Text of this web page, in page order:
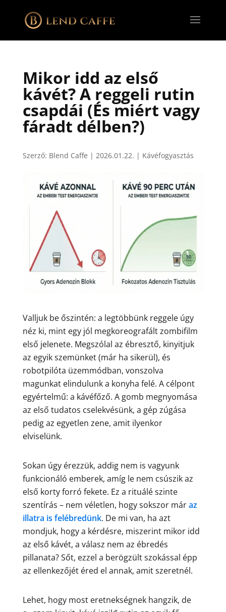
Mikor idd az első
kávét? A reggeli rutin
csapdái (És miért vagy
fáradt délben?)
Szerző: Blend Caffe | 2026.01.22. | Kávéfogyasztás
Valljuk be őszintén: a legtöbbünk reggele úgy
néz ki, mint egy jól megkoreografált zombifilm
első jelenete. Megszólal az ébresztő, kinyitjuk
az egyik szemünket (már ha sikerül), és
robotpilóta üzemmódban, vonszolva
magunkat elindulunk a konyha felé. A célpont
egyértelmű: a kávéfőző. A gomb megnyomása
az első tudatos cselekvésünk, a gép zúgása
pedig az egyetlen zene, amit ilyenkor
elviselünk.
Sokan úgy érezzük, addig nem is vagyunk
funkcionáló emberek, amíg le nem csúszik az
első korty forró fekete. Ez a rituálé szinte
szentírás – nem véletlen, hogy sokszor máraz
illatra is felébredünk. De mi van, ha azt
mondjuk, hogy a kérdésre, miszerint mikor idd
az első kávét, a válasz nem az ébredés
pillanata? Sőt, ezzel a berögzült szokással épp
az ellenkezőjét éred el annak, amit szeretnél.
Lehet, hogy most eretnekségnek hangzik, de